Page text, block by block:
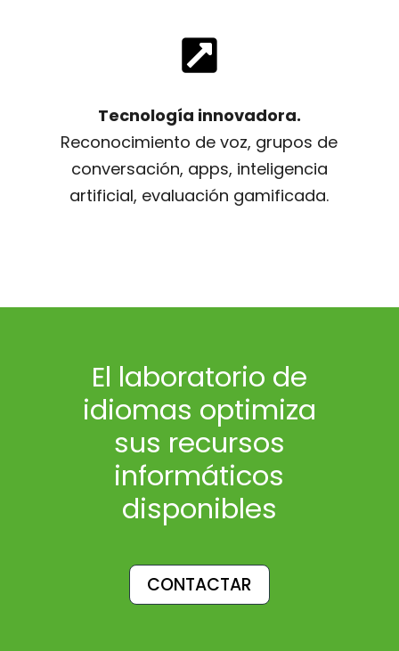

Tecnología innovadora.
Reconocimiento de voz, grupos de
conversación, apps, inteligencia
artificial, evaluación gamificada.
El laboratorio de
idiomas optimiza
sus recursos
informáticos
disponibles
CONTACTAR